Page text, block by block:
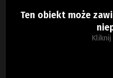
Ten obiekt może
Kliknij